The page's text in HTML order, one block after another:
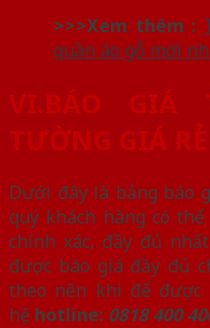
>>>Xem thêm :
quần áo gỗ mới
VI.BÁO GIÁ
TƯỜNG GIÁ
Dưới đây là bảng báo
quý khách hàng có
chính xác, đầy đủ
được báo giá đầy đủ
theo nên khi để
hệ hotline: 0818 400